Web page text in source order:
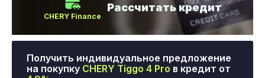
CHERY Finance
Рассчитать кредит
Получить индивидуальное предложение
на покупку CHERY Tiggo 4 Pro в кредит от